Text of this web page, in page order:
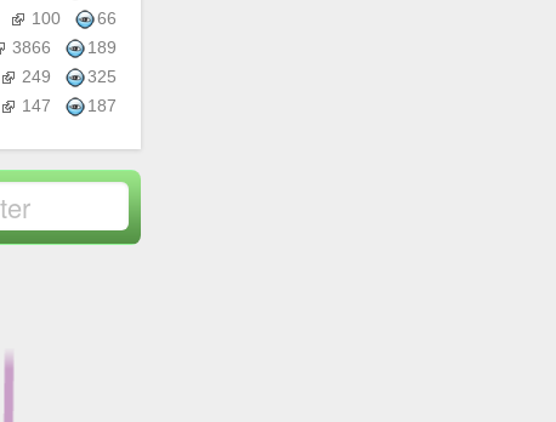
66
100
189
3866
325
249
187
147